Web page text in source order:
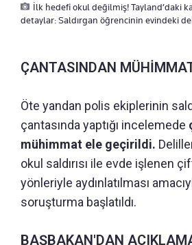
İlk hedefi okul değilmiş! Tayland’daki
detaylar: Saldırgan öğrencinin evindeki
ÇANTASINDAN
Öte yandan polis ekiplerinin
çantasında yaptığı incelemede
mühimmat ele geçirildi.
okul saldırısı ile evde işlenen
yönleriyle aydınlatılması
soruşturma başlatıldı.
BAŞBAKAN'DAN